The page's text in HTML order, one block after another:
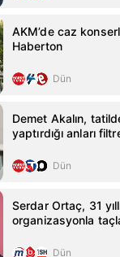
AKM’de caz
Haberton
Dün
Demet Akalın,
yaptırdığı anları
Dün
Serdar Ortaç, 31
organizasyonla
Dün